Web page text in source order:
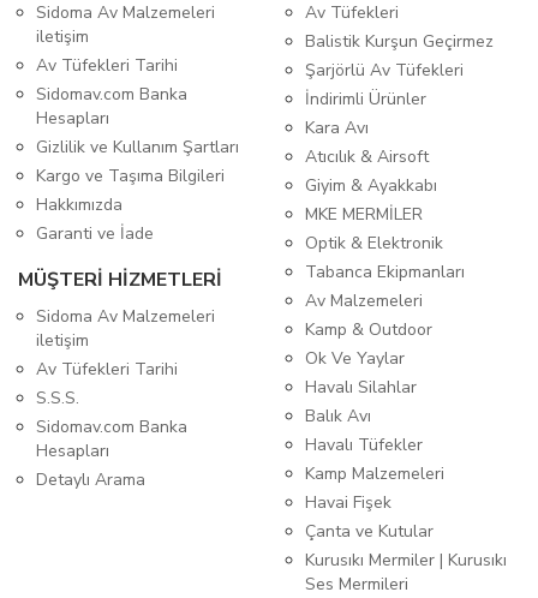
Sidoma Av Malzemeleri
iletişim
Av Tüfekleri Tarihi
Sidomav.com Banka
Hesapları
Gizlilik ve Kullanım Şartları
Kargo ve Taşıma Bilgileri
Hakkımızda
Garanti ve İade
MÜŞTERİ HİZMETLERİ
Sidoma Av Malzemeleri
iletişim
Av Tüfekleri Tarihi
S.S.S.
Sidomav.com Banka
Hesapları
Detaylı Arama
Av Tüfekleri
Balistik Kurşun Geçirmez
Şarjörlü Av Tüfekleri
İndirimli Ürünler
Kara Avı
Atıcılık & Airsoft
Giyim & Ayakkabı
MKE MERMİLER
Optik & Elektronik
Tabanca Ekipmanları
Av Malzemeleri
Kamp & Outdoor
Ok Ve Yaylar
Havalı Silahlar
Balık Avı
Havalı Tüfekler
Kamp Malzemeleri
Havai Fişek
Çanta ve Kutular
Kurusıkı Mermiler | Kurusıkı
Ses Mermileri